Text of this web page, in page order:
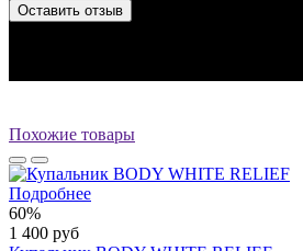
Оставить отзыв
Похожие товары
Подробнее
60%
1 400 руб